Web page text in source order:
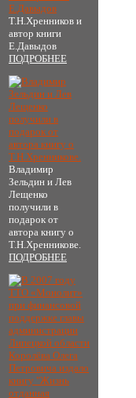
Т.Н.Хренников и
автор книги
Е.Давыдов
ПОДРОБНЕЕ
Владимир
Зельдин и Лев
Лещенко
получили в
подарок от
автора книгу о
Т.Н.Хренникове.
ПОДРОБНЕЕ